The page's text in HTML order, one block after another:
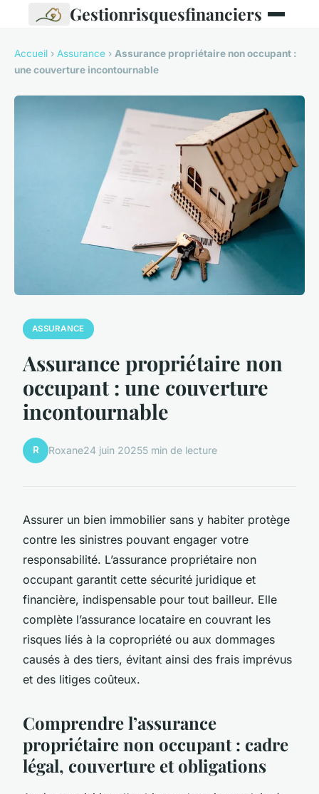
Gestionrisquesfinanciers
Accueil › Assurance › Assurance propriétaire non occupant :
une couverture incontournable
ASSURANCE
Assurance propriétaire non
occupant : une couverture
incontournable
R Roxane24 juin 20255 min de lecture
Assurer un bien immobilier sans y habiter protège
contre les sinistres pouvant engager votre
responsabilité. L’assurance propriétaire non
occupant garantit cette sécurité juridique et
financière, indispensable pour tout bailleur. Elle
complète l’assurance locataire en couvrant les
risques liés à la copropriété ou aux dommages
causés à des tiers, évitant ainsi des frais imprévus
et des litiges coûteux.
Comprendre l’assurance
propriétaire non occupant : cadre
légal, couverture et obligations